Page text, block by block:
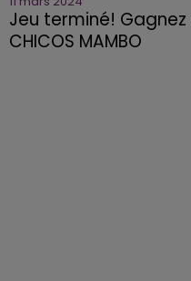
Jeu terminé!
CHICOS MAMBO